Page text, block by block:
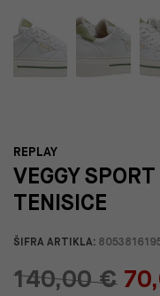
REPLAY
VEGGY
TENISICE
ŠIFRA ARTIKLA:
140,00 €